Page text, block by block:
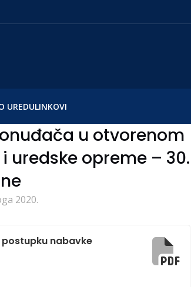
UREDULINKOVI
u otvorenom
uredske opreme – 30.
2020.
nabavke